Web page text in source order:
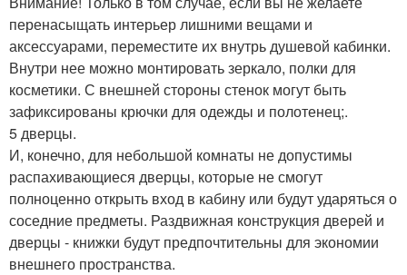
перенасыщать интерьер лишними вещами и
аксессуарами, переместите их внутрь душевой кабинки.
Внутри нее можно монтировать зеркало, полки для
косметики. С внешней стороны стенок могут быть
зафиксированы крючки для одежды и полотенец;.
5 дверцы.
И, конечно, для небольшой комнаты не допустимы
распахивающиеся дверцы, которые не смогут
полноценно открыть вход в кабину или будут ударяться о
соседние предметы. Раздвижная конструкция дверей и
дверцы - книжки будут предпочтительны для экономии
внешнего пространства.